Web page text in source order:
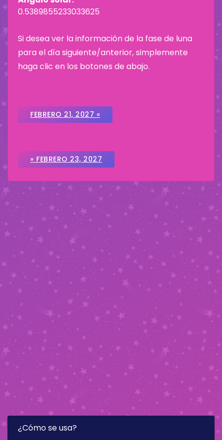
0.5389855233033625
Si desea ver la información de la fase de luna
para el día siguiente/anterior, simplemente
haga clic en los botones de abajo.
FEBRERO 21, 2027 «
» FEBRERO 23, 2027
¿Cómo se usa?